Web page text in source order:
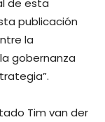
publicación
la
gobernanza
Tim van der